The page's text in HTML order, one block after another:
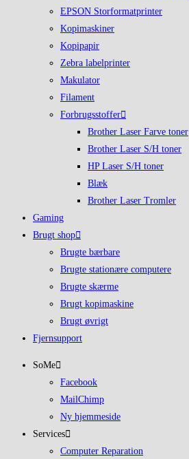
EPSON Storformatprinter
Kopimaskiner
Kopipapir
Zebra labelprinter
Makulator
Filament
Forbrugsstoffer
Brother Laser Farve toner
Brother Laser S/H toner
HP Laser S/H toner
Blæk
Brother Laser Tromler
Gaming
Brugt shop
Brugte bærbare
Brugte stationære computere
Brugte skærme
Brugt kopimaskine
Brugt øvrigt
Fjernsupport
SoMe
Facebook
MailChimp
Ny hjemmeside
Services
Computer Reparation